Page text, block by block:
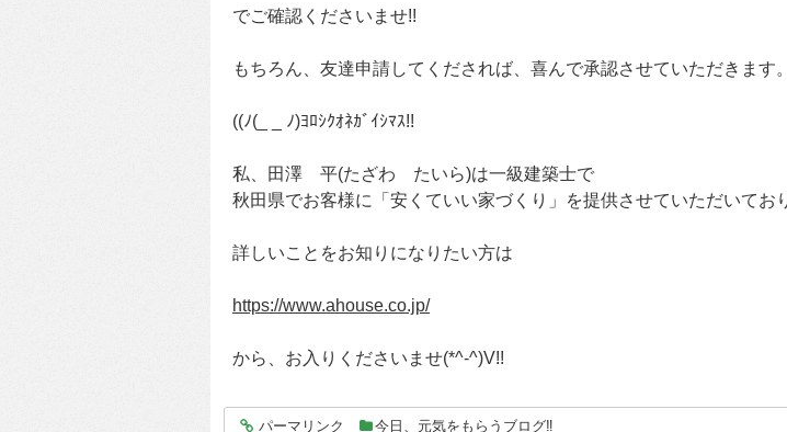
でご確認くださいませ!!
もちろん、友達申請してくだされば、喜んで承認させていただきます。
((ﾉ(_ _ ﾉ)ﾖﾛｼｸｵﾈｶﾞｲｼﾏｽ!!
私、田澤 平(たざわ たいら)は一級建築士で
秋田県でお客様に「安くていい家づくり」を提供させていただいてお
詳しいことをお知りになりたい方は
https://www.ahouse.co.jp/
から、お入りくださいませ(*^-^)V!!
entry3739
パーマリンク 今日、元気をもらうブログ‼